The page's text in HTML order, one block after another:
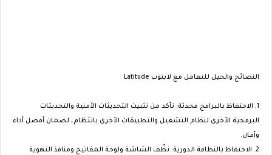
النصائح والحيل للتعامل مع لابتوب Latitude
1. الاحتفاظ بالبرامج محدثة: تأكد من تثبيت التحديثات الأمنية والتحديثات
البرمجية الأخرى لنظام التشغيل والتطبيقات الأخرى بانتظام، لضمان أفضل أداء
وأمان.
2. الاحتفاظ بالنظافة الدورية: نظّف الشاشة ولوحة المفاتيح ومنافذ التهوية